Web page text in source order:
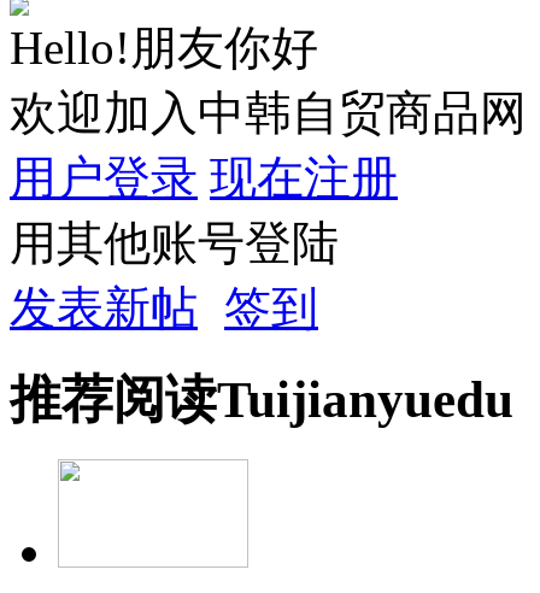
Hello!朋友你好
欢迎加入中韩自贸商品网
用户登录 现在注册
用其他账号登陆
发表新帖 签到
推荐阅读Tuijianyuedu